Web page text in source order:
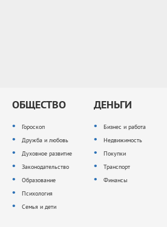
ОБЩЕСТВО
Гороскоп
Дружба и любовь
Духовное развитие
Законодательство
Образование
Психология
Семья и дети
ДЕНЬГИ
Бизнес и работа
Недвижимость
Покупки
Транспорт
Финансы